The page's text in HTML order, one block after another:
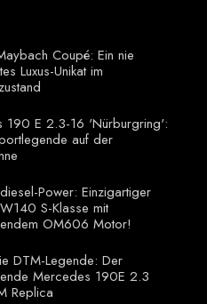
Coupé: Ein nie
Luxus-Unikat im
190 E 2.3-16 'Nürburgring':
auf der
Power: Einzigartiger
S-Klasse mit
OM606 Motor!
DTM-Legende: Der
Mercedes 190E 2.3
Replica